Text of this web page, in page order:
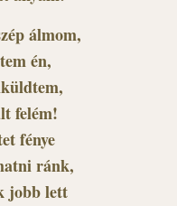
álmom,
én,
felém!
fénye
ránk,
jobb lett